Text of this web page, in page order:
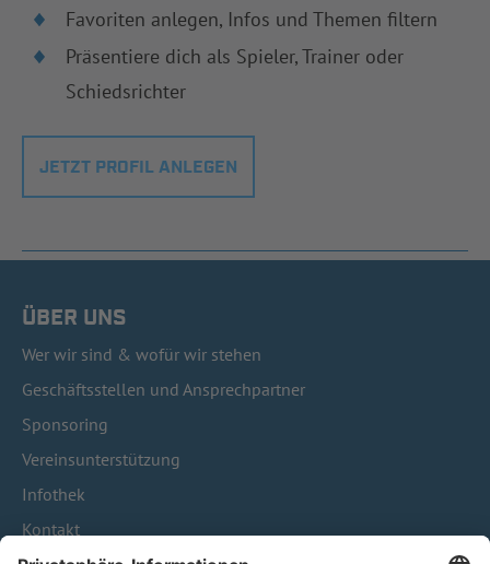
Favoriten anlegen, Infos und Themen filtern
Präsentiere dich als Spieler, Trainer oder
Schiedsrichter
JETZT PROFIL ANLEGEN
ÜBER UNS
Wer wir sind & wofür wir stehen
Geschäftsstellen und Ansprechpartner
Sponsoring
Vereinsunterstützung
Infothek
Kontakt